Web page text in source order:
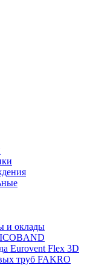
и оклады
Eurovent Flex 3D
труб FAKRO